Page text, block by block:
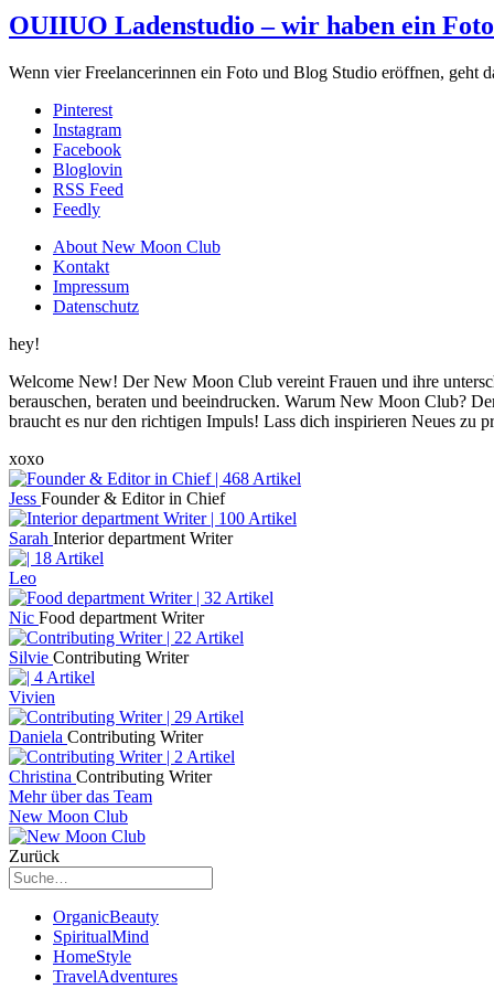
OUIIUO Ladenstudio – wir haben ein
Wenn vier Freelancerinnen ein Foto und Blog Studio eröffnen,
Pinterest
Instagram
Facebook
Bloglovin
RSS Feed
Feedly
About New Moon Club
Kontakt
Impressum
Datenschutz
hey!
Welcome New! Der New Moon Club vereint Frauen und ihre
berauschen, beraten und beeindrucken. Warum New Moon Club?
braucht es nur den richtigen Impuls! Lass dich inspirieren Neues zu
xoxo
Jess Founder & Editor in Chief
Sarah Interior department Writer
Leo
Nic Food department Writer
Silvie Contributing Writer
Vivien
Daniela Contributing Writer
Christina Contributing Writer
Mehr über das Team
New Moon Club
Zurück
OrganicBeauty
SpiritualMind
HomeStyle
TravelAdventures